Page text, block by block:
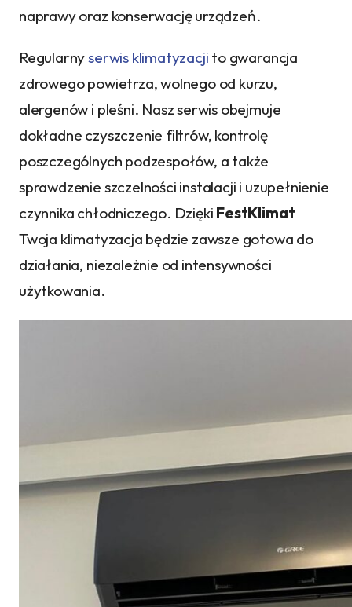
naprawy oraz konserwację urządzeń.
Regularnyserwis klimatyzacji to gwarancja
zdrowego powietrza, wolnego od kurzu,
alergenów i pleśni. Nasz serwis obejmuje
dokładne czyszczenie filtrów, kontrolę
poszczególnych podzespołów, a także
sprawdzenie szczelności instalacji i uzupełnienie
czynnika chłodniczego. Dzięki FestKlimat
Twoja klimatyzacja będzie zawsze gotowa do
działania, niezależnie od intensywności
użytkowania.